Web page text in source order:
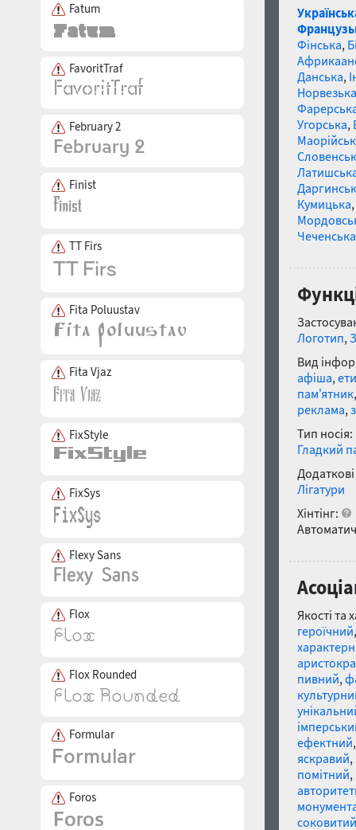
Fatum
FavoritTraf
February 2
Finist
TT Firs
Fita Poluustav
Fita Vjaz
FixStyle
FixSys
Flexy Sans
Flox
Flox Rounded
Formular
Foros
Фінська,
Данська,
Норвезька
Угорська,
Кумицька,
Чеченська
Логотип,
Вид
афіша,
пам'ятник
реклама,
Тип носія:
Гладкий
Лігатури
Хінтінг:
Якості та
героїчний
пивний,
ефектний
яскравий,
помітний,
соковитий